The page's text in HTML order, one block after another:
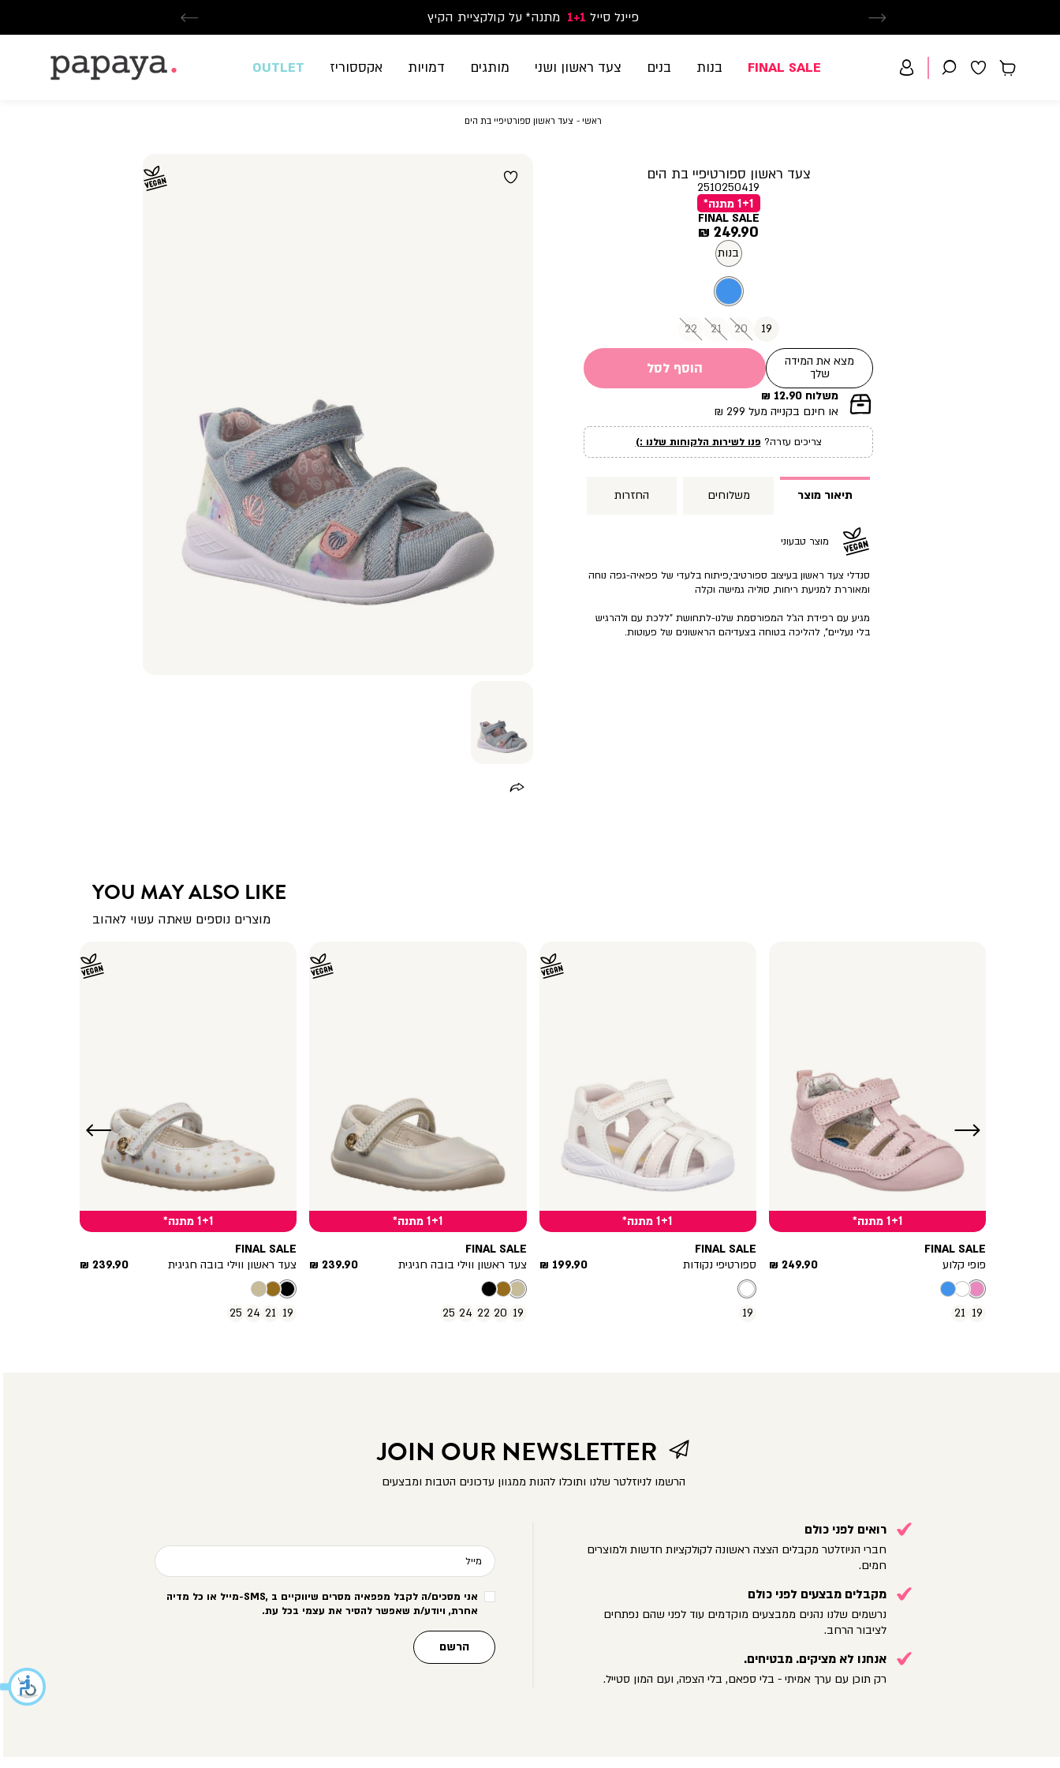
משלוח חינם בקנייה מעל 299₪ | זמני אספקה עד 5 ימי עסקים
פיינל סייל 1+1 מתנה* על קולקציית הקיץ
נעלי ספורט וסניקרס זוג שני החל מ-59.90
FINAL SALE בנות בנים צעד ראשון ושני מותגים דמויות אקססוריז OUTLET
ראשי ראשי
צעד ראשון ספורטיפיי בת היםצעד
צעד ראשון ספורטיפיי בת הים
2510250419
1+1 מתנה*
FINAL SALE
מחיר
מוצר
249.90 ₪
בנות
19
20
21
22
מצא את המידה
שלך
הוסף לסל
|
תומך
עמוד
מוצר
משלוח 12.90 ₪
או חינם בקנייה מעל 299 ₪
צריכים עזרה? פנו לשירות הלקוחות שלנו :)
תיאור מוצר משלוחים החזרות
מוצר טבעוני
סנדלי צעד ראשון בעיצוב ספורטיבי,פיתוח בלעדי של פפאיה-גפה נוחה
ומאוררת למניעת ריחות, סוליה גמישה וקלה
מגיע עם רפידת הג’ל המפורסמת שלנו-לתחושת ”ללכת עם ולהרגיש
בלי נעליים”, להליכה בטוחה בצעדיהם הראשונים של פעוטות.
YOU MAY ALSO LIKE
מוצרים נוספים שאתה עשוי לאהוב
ימינה
1+1 מתנה*
FINAL SALE
פופי קלוע
מחיר
249.90 ₪
19
21
1+1 מתנה*
FINAL SALE
ספורטיפי נקודות
מחיר
199.90 ₪
19
1+1 מתנה*
FINAL SALE
צעד ראשון ווילי בובה חגיגית
מחיר
239.90 ₪
19
20
22
24
25
1+1 מתנה*
FINAL SALE
צעד ראשון ווילי בובה חגיגית
מחיר
239.90 ₪
19
21
24
25
שמאלה
JOIN OUR NEWSLETTER
הרשמו לניוזלטר שלנו ותוכלו להנות ממגוון עדכונים הטבות ומבצעים
רואים לפני כולם
חברי הניוזלטר מקבלים הצצה ראשונה לקולקציות חדשות ולמוצרים
חמים.
מקבלים מבצעים לפני כולם
נרשמים שלנו נהנים ממבצעים מוקדמים עוד לפני שהם נפתחים
לציבור הרחב.
אנחנו לא מציקים. מבטיחים.
רק תוכן עם ערך אמיתי - בלי ספאם, בלי הצפה, ועם המון סטייל.
מייל
אני מסכים/ה לקבל מפפאיה מסרים שיווקיים ב -SMS,מייל או כל מדיה
אחרת, ויודע/ת שאפשר להסיר את עצמי בכל עת.
הרשם